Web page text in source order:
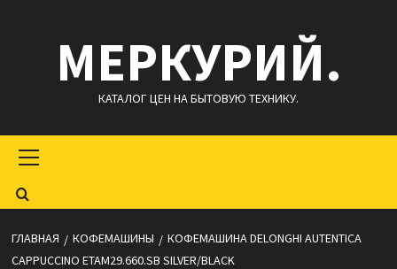
содержимомуМЕРКУРИЙ.
КАТАЛОГ ЦЕН НА БЫТОВУЮ ТЕХНИКУ.
меню
ГЛАВНАЯ КОФЕМАШИНЫ
КОФЕМАШИНА DELONGHI AUTENTICA
CAPPUCCINO ETAM29.660.SB SILVER/BLACK